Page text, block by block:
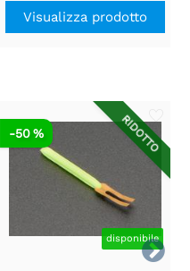
Visualizza prodotto

RIDOTTO
disponibile
-50 %